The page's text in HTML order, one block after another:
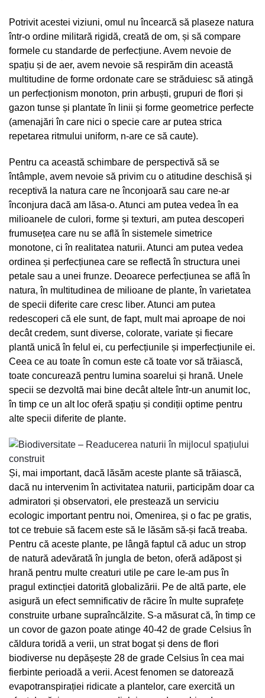
Potrivit acestei viziuni, omul nu încearcă să plaseze natura
într-o ordine militară rigidă, creată de om, și să compare
formele cu standarde de perfecțiune. Avem nevoie de
spațiu și de aer, avem nevoie să respirăm din această
multitudine de forme ordonate care se străduiesc să atingă
un perfecționism monoton, prin arbuști, grupuri de flori și
gazon tunse și plantate în linii și forme geometrice perfecte
(amenajări în care nici o specie care ar putea strica
repetarea ritmului uniform, n-are ce să caute).
Pentru ca această schimbare de perspectivă să se
întâmple, avem nevoie să privim cu o atitudine deschisă și
receptivă la natura care ne înconjoară sau care ne-ar
înconjura dacă am lăsa-o. Atunci am putea vedea în ea
milioanele de culori, forme și texturi, am putea descoperi
frumusețea care nu se află în sistemele simetrice
monotone, ci în realitatea naturii. Atunci am putea vedea
ordinea și perfecțiunea care se reflectă în structura unei
petale sau a unei frunze. Deoarece perfecțiunea se află în
natura, în multitudinea de milioane de plante, în varietatea
de specii diferite care cresc liber. Atunci am putea
redescoperi că ele sunt, de fapt, mult mai aproape de noi
decât credem, sunt diverse, colorate, variate și fiecare
plantă unică în felul ei, cu perfecțiunile și imperfecțiunile ei.
Ceea ce au toate în comun este că toate vor să trăiască,
toate concurează pentru lumina soarelui și hrană. Unele
specii se dezvoltă mai bine decât altele într-un anumit loc,
în timp ce un alt loc oferă spațiu și condiții optime pentru
alte specii diferite de plante.
Și, mai important, dacă lăsăm aceste plante să trăiască,
dacă nu intervenim în activitatea naturii, participăm doar ca
admiratori și observatori, ele prestează un serviciu
ecologic important pentru noi, Omenirea, și o fac pe gratis,
tot ce trebuie să facem este să le lăsăm să-și facă treaba.
Pentru că aceste plante, pe lângă faptul că aduc un strop
de natură adevărată în jungla de beton, oferă adăpost și
hrană pentru multe creaturi utile pe care le-am pus în
pragul extincției datorită globalizării. Pe de altă parte, ele
asigură un efect semnificativ de răcire în multe suprafețe
construite urbane supraîncălzite. S-a măsurat că, în timp ce
un covor de gazon poate atinge 40-42 de grade Celsius în
căldura toridă a verii, un strat bogat și dens de flori
biodiverse nu depășește 28 de grade Celsius în cea mai
fierbinte perioadă a verii. Acest fenomen se datorează
evapotranspirației ridicate a plantelor, care exercită un